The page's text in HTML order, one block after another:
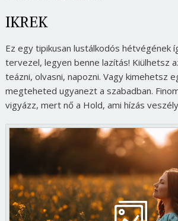
IKREK
Ez egy tipikusan lustálkodós hétvégének
tervezel, legyen benne lazítás! Kiülhetsz
teázni, olvasni, napozni. Vagy kimehetsz
megteheted ugyanezt a szabadban.
vigyázz, mert nő a Hold, ami hízás